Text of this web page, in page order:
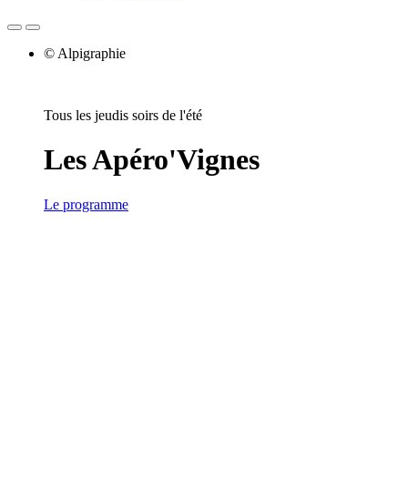
© Alpigraphie
Tous les jeudis soirs de l'été
Les Apéro'Vignes
Le programme